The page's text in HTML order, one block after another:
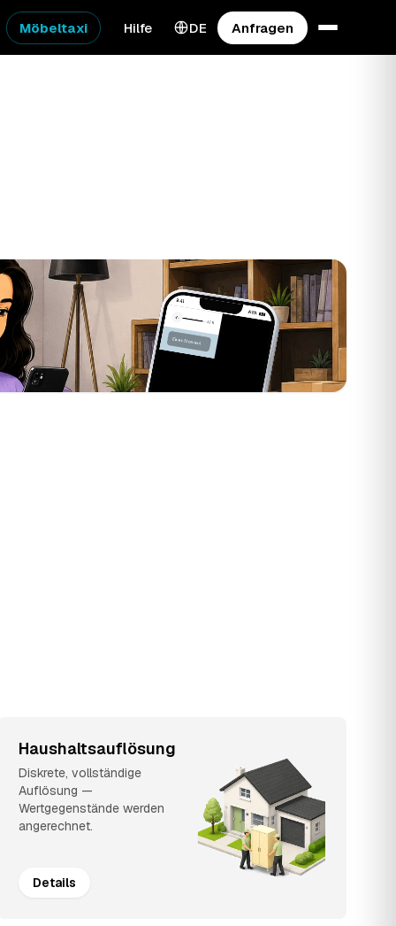
Möbeltaxi Hilfe DE Anfragen
Haushaltsauflösung
Diskrete, vollständige
Auflösung —
Wertgegenstände werden
angerechnet.
Details